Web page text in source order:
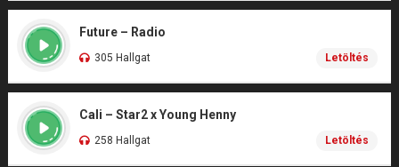
Future – Radio
305 Hallgat Letöltés
Cali – Star2 x Young Henny
258 Hallgat Letöltés